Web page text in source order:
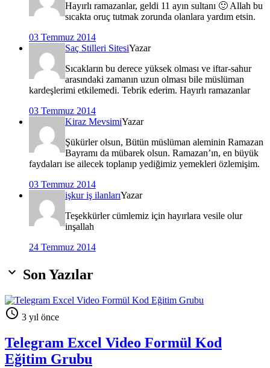
Hayırlı ramazanlar, geldi 11 ayın sultanı 🙂 Allah bu
sıcakta oruç tutmak zorunda olanlara yardım etsin.
03 Temmuz 2014
Saç Stilleri SitesiYazar
Sıcakların bu derece yüksek olması ve iftar-sahur
arasındaki zamanın uzun olması bile müslüman
kardeşlerimi etkilemedi. Tebrik ederim. Hayırlı ramazanlar
03 Temmuz 2014
Kiraz MevsimiYazar
Şükürler olsun, Bütün müslüman aleminin Ramazan
Bayramı da mübarek olsun. Ramazan’ın, en büyük
faydaları ise ailecek toplanıp yediğimiz yemekleri özlemişim.
03 Temmuz 2014
işkur iş ilanlarıYazar
Teşekkürler cümlemiz için hayırlara vesile olur
inşallah
24 Temmuz 2014
 Son Yazılar
 3 yıl önce
Telegram Excel Video Formül Kod
Eğitim Grubu